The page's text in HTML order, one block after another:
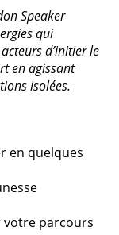
Speaker
qui
d’initier le
en agissant
isolées.
en quelques
votre parcours